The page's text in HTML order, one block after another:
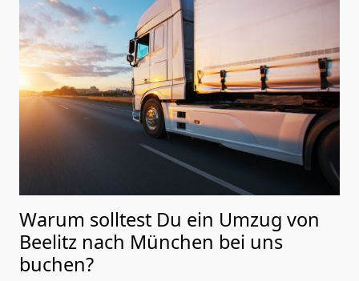
Warum solltest Du ein Umzug von
Beelitz nach München bei uns
buchen?